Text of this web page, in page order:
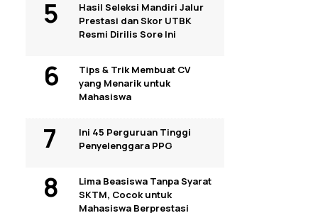
Hasil Seleksi Mandiri Jalur
Prestasi dan Skor UTBK
Resmi Dirilis Sore Ini
Tips & Trik Membuat CV
yang Menarik untuk
Mahasiswa
Ini 45 Perguruan Tinggi
Penyelenggara PPG
Lima Beasiswa Tanpa Syarat
SKTM, Cocok untuk
Mahasiswa Berprestasi